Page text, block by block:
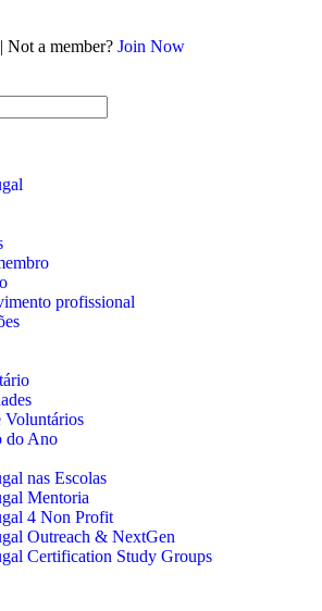
| Not a member? Join Now
profissional
Voluntários
do Ano
nas Escolas
Mentoria
4 Non Profit
Outreach & NextGen
Certification Study Groups